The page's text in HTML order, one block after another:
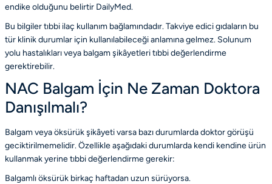
endike olduğunu belirtir DailyMed.
Bu bilgiler tıbbi ilaç kullanım bağlamındadır. Takviye edici gıdaların bu
tür klinik durumlar için kullanılabileceği anlamına gelmez. Solunum
yolu hastalıkları veya balgam şikâyetleri tıbbi değerlendirme
gerektirebilir.
NAC Balgam İçin Ne Zaman Doktora
Danışılmalı?
Balgam veya öksürük şikâyeti varsa bazı durumlarda doktor görüşü
geciktirilmemelidir. Özellikle aşağıdaki durumlarda kendi kendine ürün
kullanmak yerine tıbbi değerlendirme gerekir:
Balgamlı öksürük birkaç haftadan uzun sürüyorsa.